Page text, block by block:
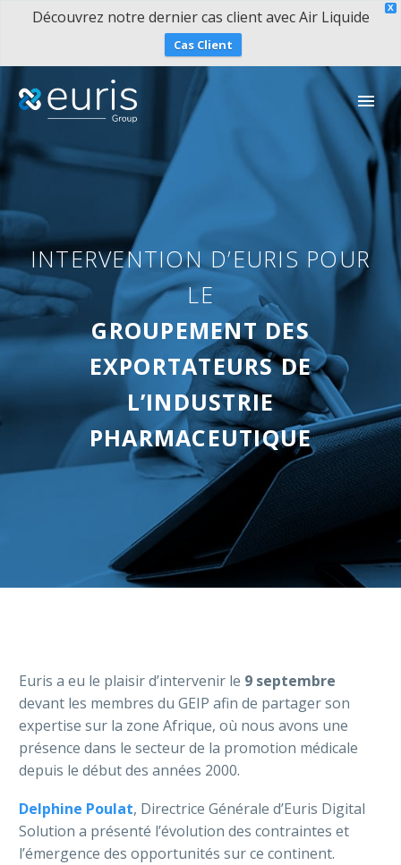
X
Découvrez notre dernier cas client avec Air Liquide
Cas Client
Français
INTERVENTION D’EURIS POUR
LE
GROUPEMENT DES
EXPORTATEURS DE
L’INDUSTRIE
PHARMACEUTIQUE
Euris a eu le plaisir d’intervenir le 9 septembre
devant les membres du GEIP afin de partager son
expertise sur la zone Afrique, où nous avons une
présence dans le secteur de la promotion médicale
depuis le début des années 2000.
Delphine Poulat, Directrice Générale d’Euris Digital
Solution a présenté l’évolution des contraintes et
l’émergence des opportunités sur ce continent.